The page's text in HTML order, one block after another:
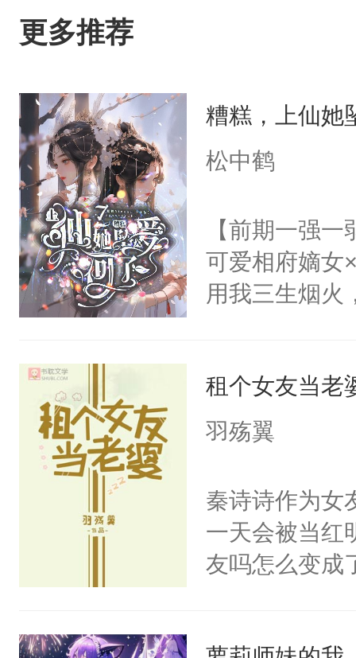
己说的话，自己却食言了，他在陈同
还发了一个动态，谈恋爱了，嘻嘻，开
了口气，当时陈同学，看到这句时，想
啊？如今他已经不记得了。
更多推荐
糟糕，上仙她
松中鹤
【前期一强
可爱相府嫡女
用我三生烟火
的恋爱脑。丹
爱。”仙帝沉
一气之下将
终的选择。2.
家族限制，
命运的齿轮
那天，有个师
租个女友当老
羽殇翼
秦诗诗作为女
一天会被当红
友吗怎么变成